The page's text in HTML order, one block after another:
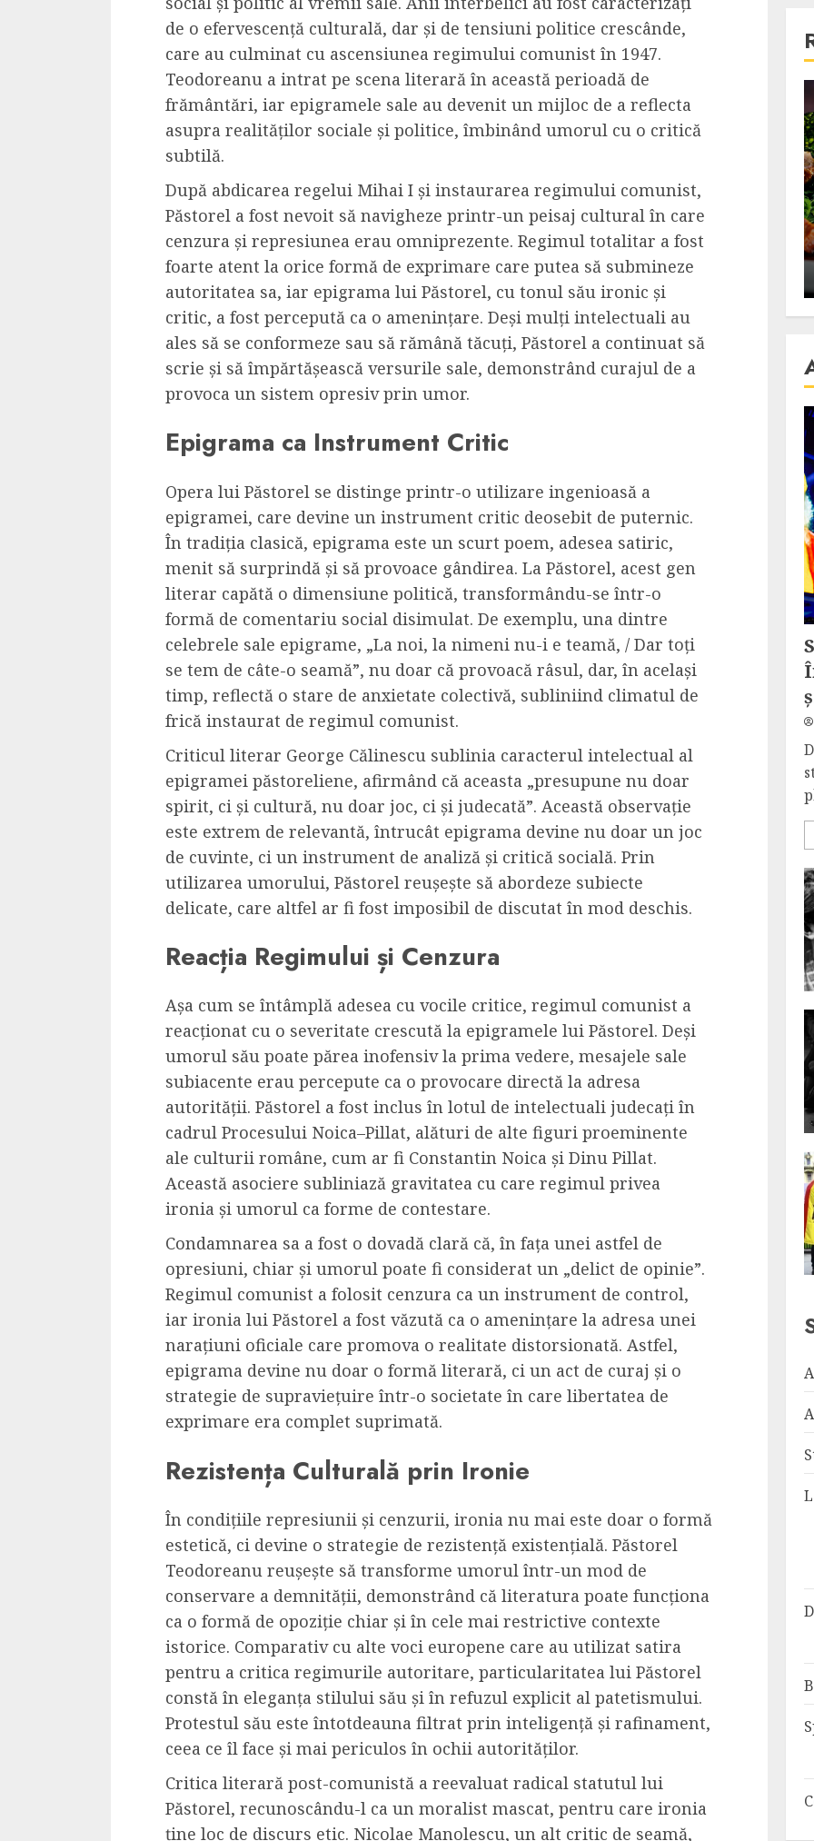
de o efervescență culturală, dar și de tensiuni politice crescânde,
care au culminat cu ascensiunea regimului comunist în 1947.
Teodoreanu a intrat pe scena literară în această perioadă de
frământări, iar epigramele sale au devenit un mijloc de a reflecta
asupra realităților sociale și politice, îmbinând umorul cu o critică
subtilă.
După abdicarea regelui Mihai I și instaurarea regimului comunist,
Păstorel a fost nevoit să navigheze printr-un peisaj cultural în care
cenzura și represiunea erau omniprezente. Regimul totalitar a fost
foarte atent la orice formă de exprimare care putea să submineze
autoritatea sa, iar epigrama lui Păstorel, cu tonul său ironic și
critic, a fost percepută ca o amenințare. Deși mulți intelectuali au
ales să se conformeze sau să rămână tăcuți, Păstorel a continuat să
scrie și să împărtășească versurile sale, demonstrând curajul de a
provoca un sistem opresiv prin umor.
Epigrama ca Instrument Critic
Opera lui Păstorel se distinge printr-o utilizare ingenioasă a
epigramei, care devine un instrument critic deosebit de puternic.
În tradiția clasică, epigrama este un scurt poem, adesea satiric,
menit să surprindă și să provoace gândirea. La Păstorel, acest gen
literar capătă o dimensiune politică, transformându-se într-o
formă de comentariu social disimulat. De exemplu, una dintre
celebrele sale epigrame, „La noi, la nimeni nu-i e teamă, / Dar toți
se tem de câte-o seamă”, nu doar că provoacă râsul, dar, în același
timp, reflectă o stare de anxietate colectivă, subliniind climatul de
frică instaurat de regimul comunist.
Criticul literar George Călinescu sublinia caracterul intelectual al
epigramei păstoreliene, afirmând că aceasta „presupune nu doar
spirit, ci și cultură, nu doar joc, ci și judecată”. Această observație
este extrem de relevantă, întrucât epigrama devine nu doar un joc
de cuvinte, ci un instrument de analiză și critică socială. Prin
utilizarea umorului, Păstorel reușește să abordeze subiecte
delicate, care altfel ar fi fost imposibil de discutat în mod deschis.
Reacția Regimului și Cenzura
Așa cum se întâmplă adesea cu vocile critice, regimul comunist a
reacționat cu o severitate crescută la epigramele lui Păstorel. Deși
umorul său poate părea inofensiv la prima vedere, mesajele sale
subiacente erau percepute ca o provocare directă la adresa
autorității. Păstorel a fost inclus în lotul de intelectuali judecați în
cadrul Procesului Noica–Pillat, alături de alte figuri proeminente
ale culturii române, cum ar fi Constantin Noica și Dinu Pillat.
Această asociere subliniază gravitatea cu care regimul privea
ironia și umorul ca forme de contestare.
Condamnarea sa a fost o dovadă clară că, în fața unei astfel de
opresiuni, chiar și umorul poate fi considerat un „delict de opinie”.
Regimul comunist a folosit cenzura ca un instrument de control,
iar ironia lui Păstorel a fost văzută ca o amenințare la adresa unei
narațiuni oficiale care promova o realitate distorsionată. Astfel,
epigrama devine nu doar o formă literară, ci un act de curaj și o
strategie de supraviețuire într-o societate în care libertatea de
exprimare era complet suprimată.
Rezistența Culturală prin Ironie
În condițiile represiunii și cenzurii, ironia nu mai este doar o formă
estetică, ci devine o strategie de rezistență existențială. Păstorel
Teodoreanu reușește să transforme umorul într-un mod de
conservare a demnității, demonstrând că literatura poate funcționa
ca o formă de opoziție chiar și în cele mai restrictive contexte
istorice. Comparativ cu alte voci europene care au utilizat satira
pentru a critica regimurile autoritare, particularitatea lui Păstorel
constă în eleganța stilului său și în refuzul explicit al patetismului.
Protestul său este întotdeauna filtrat prin inteligență și rafinament,
ceea ce îl face și mai periculos în ochii autorităților.
Critica literară post-comunistă a reevaluat radical statutul lui
Păstorel, recunoscându-l ca un moralist mascat, pentru care ironia
ține loc de discurs etic. Nicolae Manolescu, un alt critic de seamă,
4 min read
Bucatar de ocazie
Cele mai delicioase retete
cu piept de curcan
ALEXANDRU S. MAY 24, 2023
4 min read
3 retete delicioase in care
carnea de rata e vedeta
incontestabila
ALEXANDRU S. NOVEMBER 29, 2023